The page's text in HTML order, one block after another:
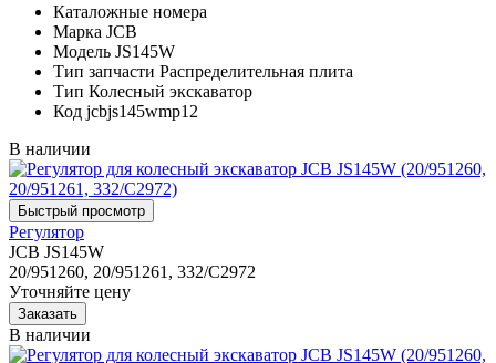
Каталожные номера
Марка JCB
Модель JS145W
Тип запчасти Распределительная плита
Тип Колесный экскаватор
Код jcbjs145wmp12
В наличии
Регулятор
JCB JS145W
20/951260, 20/951261, 332/C2972
Уточняйте цену
В наличии